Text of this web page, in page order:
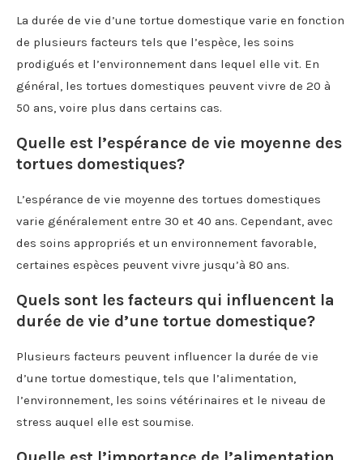
La durée de vie d’une tortue domestique varie en fonction
de plusieurs facteurs tels que l’espèce, les soins
prodigués et l’environnement dans lequel elle vit. En
général, les tortues domestiques peuvent vivre de 20 à
50 ans, voire plus dans certains cas.
Quelle est l’espérance de vie moyenne des
tortues domestiques?
L’espérance de vie moyenne des tortues domestiques
varie généralement entre 30 et 40 ans. Cependant, avec
des soins appropriés et un environnement favorable,
certaines espèces peuvent vivre jusqu’à 80 ans.
Quels sont les facteurs qui influencent la
durée de vie d’une tortue domestique?
Plusieurs facteurs peuvent influencer la durée de vie
d’une tortue domestique, tels que l’alimentation,
l’environnement, les soins vétérinaires et le niveau de
stress auquel elle est soumise.